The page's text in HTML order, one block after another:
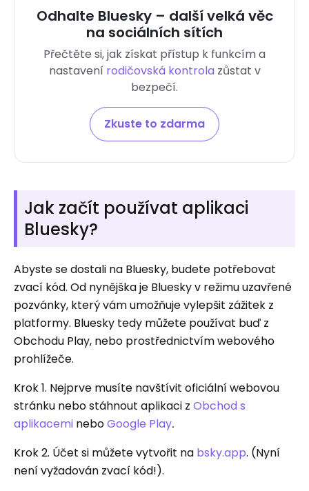
Odhalte Bluesky – další velká věc
na sociálních sítích
Přečtěte si, jak získat přístup k funkcím a
nastavení rodičovská kontrola zůstat v
bezpečí.
Zkuste to zdarma
Jak začít používat aplikaci
Bluesky?
Abyste se dostali na Bluesky, budete potřebovat
zvací kód. Od nynějška je Bluesky v režimu uzavřené
pozvánky, který vám umožňuje vylepšit zážitek z
platformy. Bluesky tedy můžete používat buď z
Obchodu Play, nebo prostřednictvím webového
prohlížeče.
Krok 1. Nejprve musíte navštívit oficiální webovou
stránku nebo stáhnout aplikaci z Obchod s
aplikacemi neboGoogle Play.
Krok 2. Účet si můžete vytvořit na bsky.app. (Nyní
není vyžadován zvací kód!).